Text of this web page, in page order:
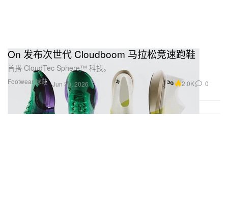
Footwear 球鞋
On 发布次世代 Cloudboom 马拉松竞速跑鞋
首搭 CloudTec Sphere™ 科技。
Jun 30, 2026 2.0K 0